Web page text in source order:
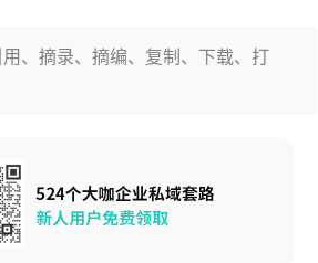
、摘录、摘编、复制、下载、打